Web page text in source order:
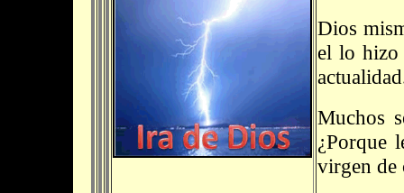
Dios
el lo hizo
Muchos
¿Porque
virgen de